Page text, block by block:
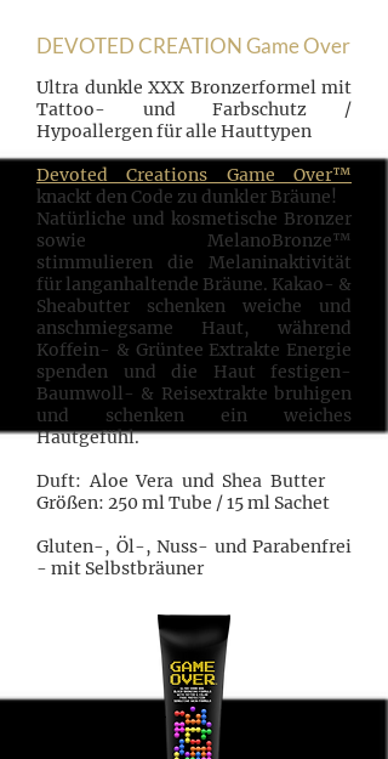
DEVOTED CREATION Game Over
Ultra dunkle XXX Bronzerformel mit
Tattoo- und Farbschutz /
Hypoallergen für alle Hauttypen
Devoted Creations Game Over™
knackt den Code zu dunkler Bräune!
Natürliche und kosmetische Bronzer
sowie MelanoBronze™
stimmulieren die Melaninaktivität
für langanhaltende Bräune. Kakao- &
Sheabutter schenken weiche und
anschmiegsame Haut, während
Koffein- & Grüntee Extrakte Energie
spenden und die Haut festigen-
Baumwoll- & Reisextrakte bruhigen
und schenken ein weiches
Hautgefühl.
Duft: Aloe Vera und Shea Butter
Größen: 250 ml Tube / 15 ml Sachet
Gluten-, Öl-, Nuss- und Parabenfrei
- mit Selbstbräuner